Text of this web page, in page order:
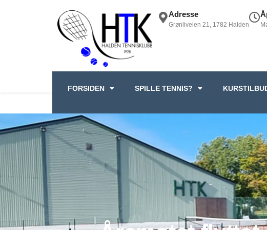
Adresse
Grønliveien 21, 1782 Halden
FORSIDEN SPILLE TENNIS?